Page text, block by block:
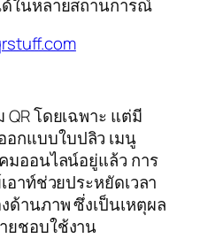
ด้ในหลายสถานการณ์
โดยเฉพาะ แต่มี
กแบบใบปลิว เมนู
มออนไลน์อยู่แล้ว การ
อาท์ช่วยประหยัดเวลา
ด้านภาพ ซึ่งเป็นเหตุผล
ยชอบใช้งาน